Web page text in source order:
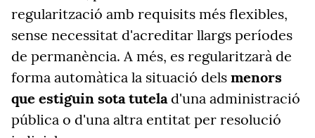
regularització amb requisits més flexibles,
sense necessitat d'acreditar llargs períodes
de permanència. A més, es regularitzarà de
forma automàtica la situació dels menors
que estiguin sota tutelad'una administració
pública o d'una altra entitat per resolució